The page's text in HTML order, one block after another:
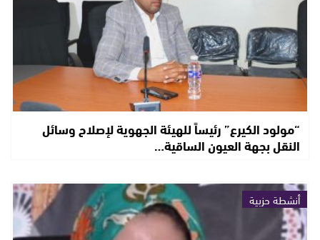
“مولود الكيرع” رئيساً للهيئة الجهوية لإصلاح وسائل
النقل بجهة العيون الساقية…
أنشطة حزبية